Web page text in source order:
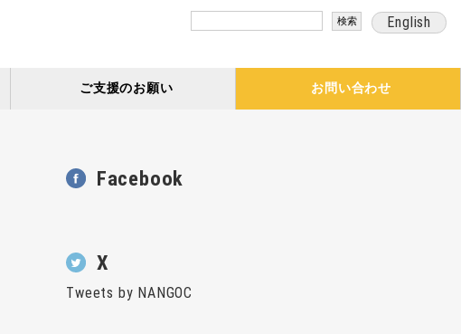
English
ご支援のお願い お問い合わせ
Facebook
X
Tweets by NANGOC